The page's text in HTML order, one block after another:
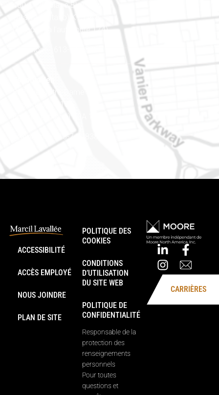
400-1420, place Blair Towers
Ottawa (Ontario) K1J 9L8
(Adjacent à l’autoroute 174)
Téléphone : 613-745-8387
Est ontarien
888, rue Notre-Dame
Case postale 101
Embrun (Ontario) K0A 1W1
Téléphone : 613-745-8387
ACCESSIBILITÉ
ACCÈS EMPLOYÉ
NOUS JOINDRE
PLAN DE SITE
POLITIQUE DES
COOKIES
CONDITIONS
D’UTILISATION
DU SITE WEB
POLITIQUE DE
CONFIDENTIALITÉ
Responsable de la
protection des
renseignements
personnels
Pour toutes
questions et
CARRIÈRES